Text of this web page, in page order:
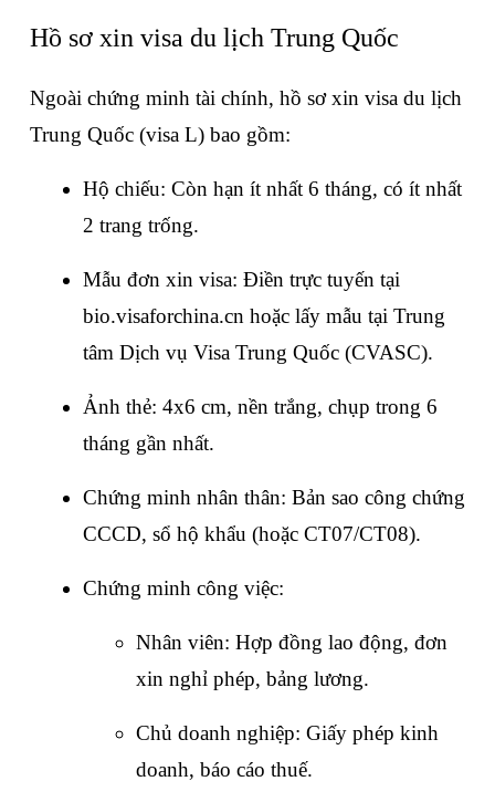
Hồ sơ xin visa du lịch Trung Quốc
Ngoài chứng minh tài chính, hồ sơ xin visa du lịch
Trung Quốc (visa L) bao gồm:
Hộ chiếu: Còn hạn ít nhất 6 tháng, có ít nhất
2 trang trống.
Mẫu đơn xin visa: Điền trực tuyến tại
bio.visaforchina.cn hoặc lấy mẫu tại Trung
tâm Dịch vụ Visa Trung Quốc (CVASC).
Ảnh thẻ: 4x6 cm, nền trắng, chụp trong 6
tháng gần nhất.
Chứng minh nhân thân: Bản sao công chứng
CCCD, sổ hộ khẩu (hoặc CT07/CT08).
Chứng minh công việc:
Nhân viên: Hợp đồng lao động, đơn
xin nghỉ phép, bảng lương.
Chủ doanh nghiệp: Giấy phép kinh
doanh, báo cáo thuế.